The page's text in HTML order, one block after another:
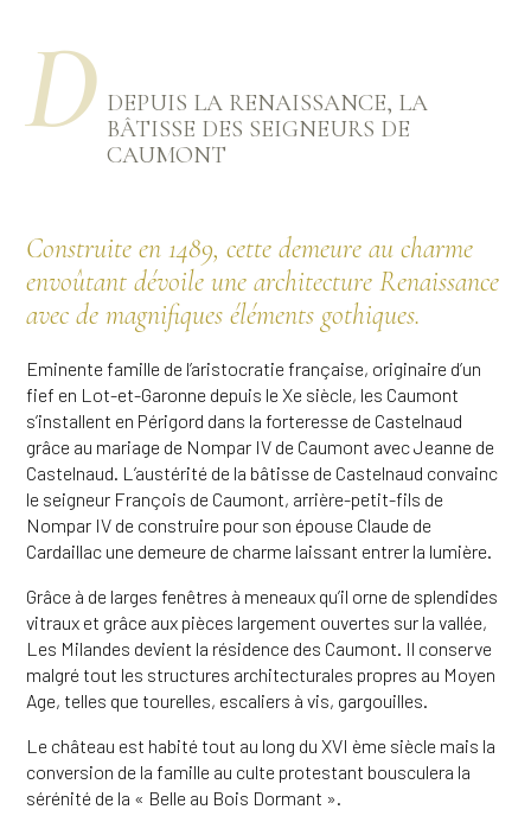
D DEPUIS LA RENAISSANCE, LA
BÂTISSE DES SEIGNEURS DE
CAUMONT
Construite en 1489, cette demeure au charme
envoûtant dévoile une architecture Renaissance
avec de magnifiques éléments gothiques.
Eminente famille de l’aristocratie française, originaire d’un
fief en Lot-et-Garonne depuis le Xe siècle, les Caumont
s’installent en Périgord dans la forteresse de Castelnaud
grâce au mariage de Nompar IV de Caumont avec Jeanne de
Castelnaud. L’austérité de la bâtisse de Castelnaud convainc
le seigneur François de Caumont, arrière-petit-fils de
Nompar IV de construire pour son épouse Claude de
Cardaillac une demeure de charme laissant entrer la lumière.
Grâce à de larges fenêtres à meneaux qu’il orne de splendides
vitraux et grâce aux pièces largement ouvertes sur la vallée,
Les Milandes devient la résidence des Caumont. Il conserve
malgré tout les structures architecturales propres au Moyen
Age, telles que tourelles, escaliers à vis, gargouilles.
Le château est habité tout au long du XVI ème siècle mais la
conversion de la famille au culte protestant bousculera la
sérénité de la « Belle au Bois Dormant ».